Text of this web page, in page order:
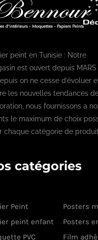
peint en Tunisie : Notre
est ouvert depuis MARS
on ne cesse d’évoluer
les nouvelles tendances
nous fournissons a
le maximum de choix
chaque catégorie de
catégories
Peint
Posters
peint enfant
Posters
PVC
Film